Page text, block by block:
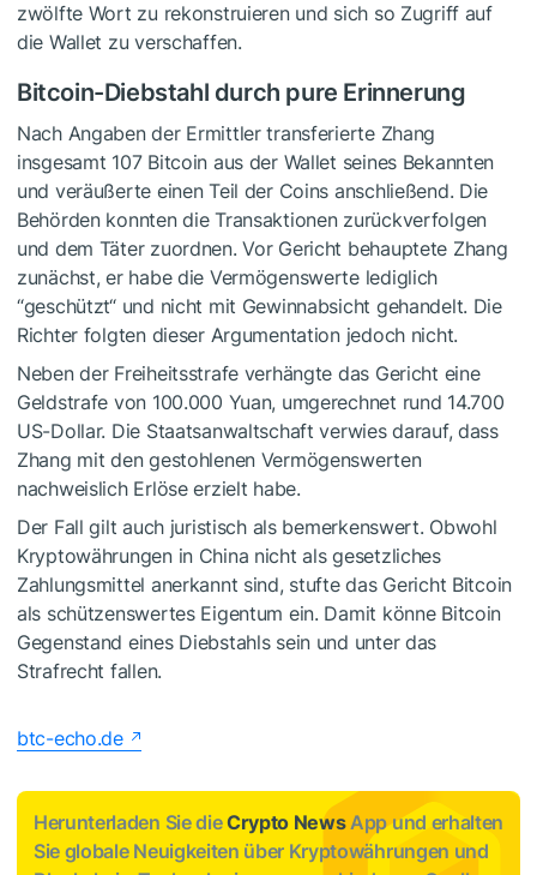
zwölfte Wort zu rekonstruieren und sich so Zugriff auf
die Wallet zu verschaffen.
Bitcoin-Diebstahl durch pure Erinnerung
Nach Angaben der Ermittler transferierte Zhang
insgesamt 107 Bitcoin aus der Wallet seines Bekannten
und veräußerte einen Teil der Coins anschließend. Die
Behörden konnten die Transaktionen zurückverfolgen
und dem Täter zuordnen. Vor Gericht behauptete Zhang
zunächst, er habe die Vermögenswerte lediglich
“geschützt“ und nicht mit Gewinnabsicht gehandelt. Die
Richter folgten dieser Argumentation jedoch nicht.
Neben der Freiheitsstrafe verhängte das Gericht eine
Geldstrafe von 100.000 Yuan, umgerechnet rund 14.700
US-Dollar. Die Staatsanwaltschaft verwies darauf, dass
Zhang mit den gestohlenen Vermögenswerten
nachweislich Erlöse erzielt habe.
Der Fall gilt auch juristisch als bemerkenswert. Obwohl
Kryptowährungen in China nicht als gesetzliches
Zahlungsmittel anerkannt sind, stufte das Gericht Bitcoin
als schützenswertes Eigentum ein. Damit könne Bitcoin
Gegenstand eines Diebstahls sein und unter das
Strafrecht fallen.
btc-echo.de
Herunterladen Sie dieCrypto NewsApp und erhalten
Sie globale Neuigkeiten über Kryptowährungen und